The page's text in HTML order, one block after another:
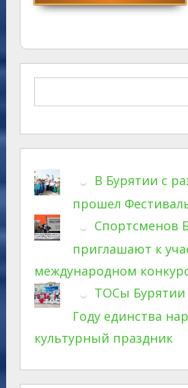
В Бурятии с
прошел
Спортсменов
приглашают к
международном
ТОСы Бурятии
Году единства
культурный праздник